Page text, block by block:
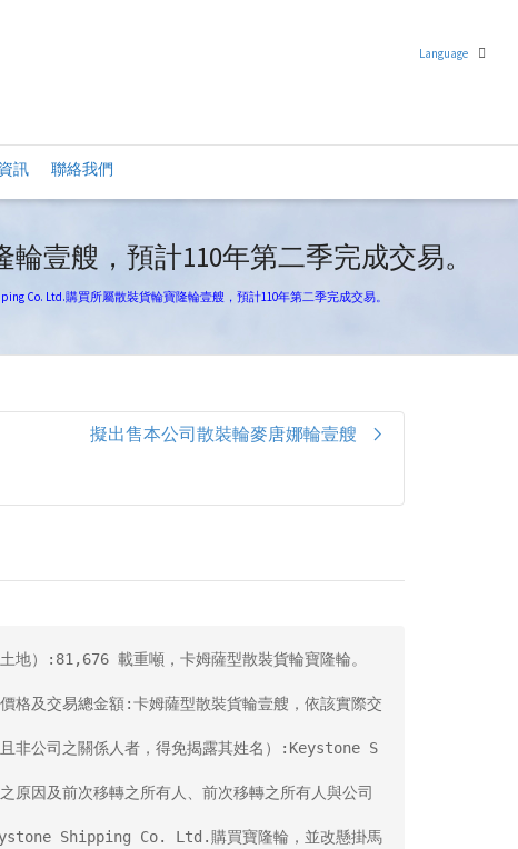
Language
繁體中文
訊 聯絡我們
壹艘，預計110年第二季完成交易。
Co. Ltd.購買所屬散裝貨輪寶隆輪壹艘，預計110年第二季完成交易。
擬出售本公司散裝輪麥唐娜輪壹艘
地）:81,676 載重噸，卡姆薩型散裝貨輪寶隆輪。
格及交易總金額:卡姆薩型散裝貨輪壹艘，依該實際交
非公司之關係人者，得免揭露其姓名）:Keystone S
原因及前次移轉之所有人、前次移轉之所有人與公司
Shipping Co. Ltd.購買寶隆輪，並改懸掛馬